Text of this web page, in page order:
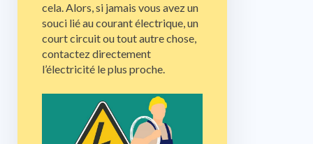
cela. Alors, si jamais vous avez un
souci lié au courant électrique, un
court circuit ou tout autre chose,
contactez directement
l’électricité le plus proche.